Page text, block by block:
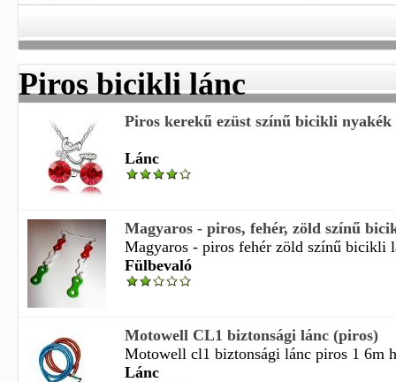
Piros bicikli lánc
Piros kerekű ezüst színű bicikli nyakék
Lánc
Magyaros - piros, fehér, zöld színű
Magyaros - piros fehér zöld színű bicikli
Fülbevaló
Motowell CL1 biztonsági lánc (piros)
Motowell cl1 biztonsági lánc piros 1 6m
Lánc